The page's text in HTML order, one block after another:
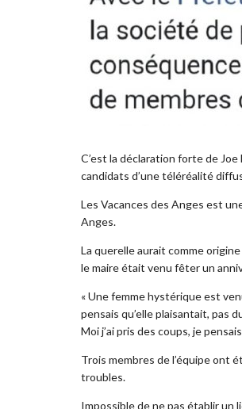
C’est la déclaration forte de Joe
candidats d’une téléréalité
Les Vacances des Anges est
Anges.
La querelle aurait comme
le maire était venu fêter un
« Une femme hystérique est
pensais qu’elle plaisantait, pas
Moi j’ai pris des coups, je
Trois membres de l’équipe ont
troubles.
Impossible de ne pas établir un